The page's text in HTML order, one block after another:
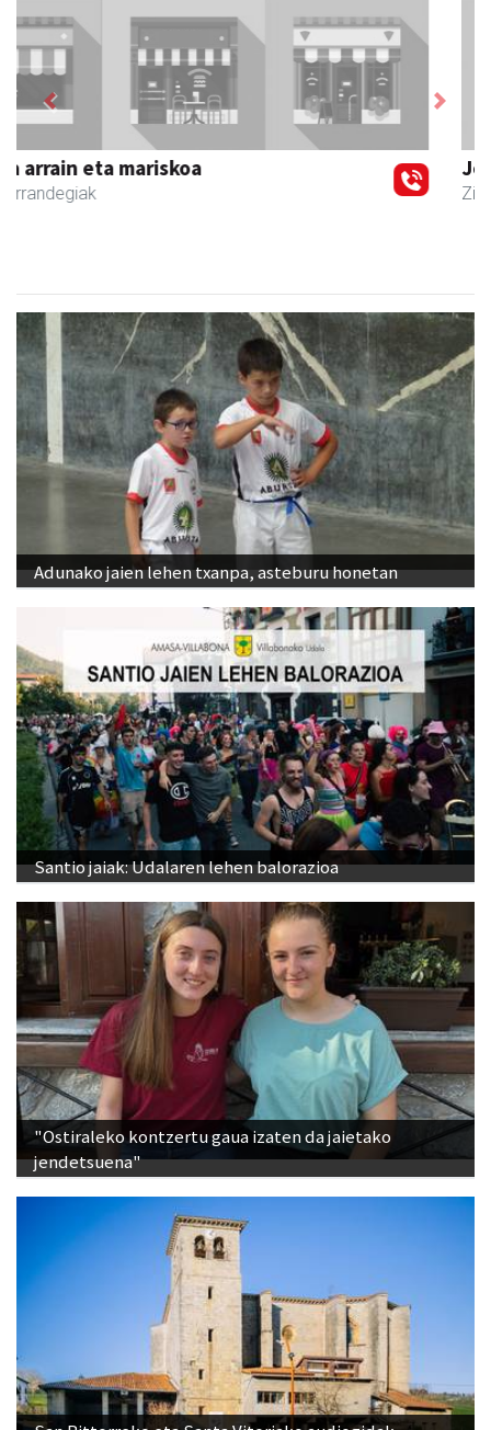
Joxean harategia
Zizurkil - Harategiak
Previous Next
Adunako jaien lehen txanpa, asteburu honetan
Santio jaiak: Udalaren lehen balorazioa
"Ostiraleko kontzertu gaua izaten da jaietako
jendetsuena"